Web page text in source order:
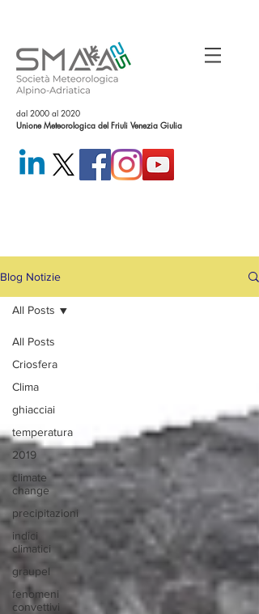
dal 2000 al 2020
Unione Meteorologica del Friuli Venezia Giulia
Blog Notizie
All Posts
Criosfera
Clima
ghiacciai
temperatura
2019
climate
change
precipitazioni
indici
climatici
graupel
fenomeni
convettivi
All Posts